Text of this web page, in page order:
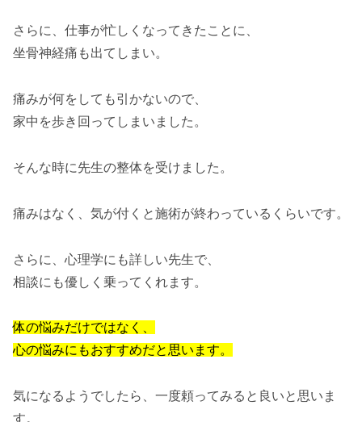
さらに、仕事が忙しくなってきたことに、
坐骨神経痛も出てしまい。
痛みが何をしても引かないので、
家中を歩き回ってしまいました。
そんな時に先生の整体を受けました。
痛みはなく、気が付くと施術が終わっているくらいです。
さらに、心理学にも詳しい先生で、
相談にも優しく乗ってくれます。
体の悩みだけではなく、
心の悩みにもおすすめだと思います。
気になるようでしたら、一度頼ってみると良いと思いま
す。